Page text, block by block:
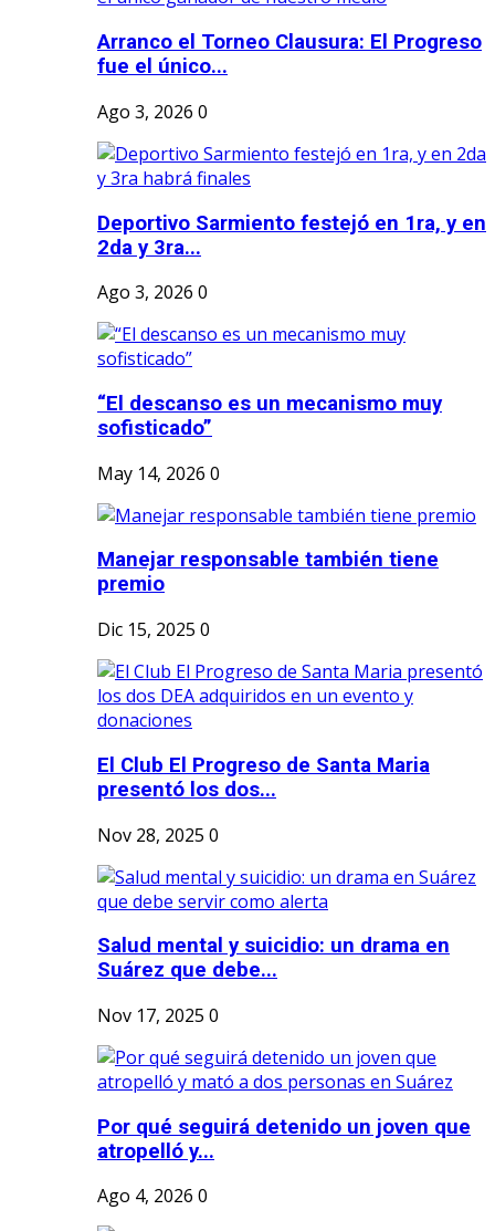
Arranco el Torneo Clausura: El Progreso
fue el único...
Ago 3, 2026 0
Deportivo Sarmiento festejó en 1ra, y en
2da y 3ra...
Ago 3, 2026 0
“El descanso es un mecanismo muy
sofisticado”
May 14, 2026 0
Manejar responsable también tiene
premio
Dic 15, 2025 0
El Club El Progreso de Santa Maria
presentó los dos...
Nov 28, 2025 0
Salud mental y suicidio: un drama en
Suárez que debe...
Nov 17, 2025 0
Por qué seguirá detenido un joven que
atropelló y...
Ago 4, 2026 0